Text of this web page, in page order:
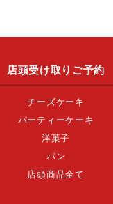
店頭受け取りご予約
チーズケーキ
パーティーケーキ
洋菓子
パン
店頭商品全て